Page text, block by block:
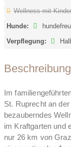
Wellness mit
Hunde:
Verpflegung:
Im
St. Ruprecht an
bezauberndes
im Kraftgarten und
nur 26 km von